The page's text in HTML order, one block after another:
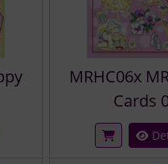
MRHC06x
Cards